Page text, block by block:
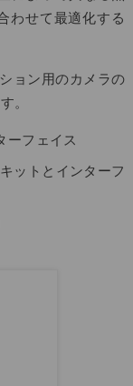
わせて最適化する
ョン用のカメラの
。
ーフェイス
ットとインターフ